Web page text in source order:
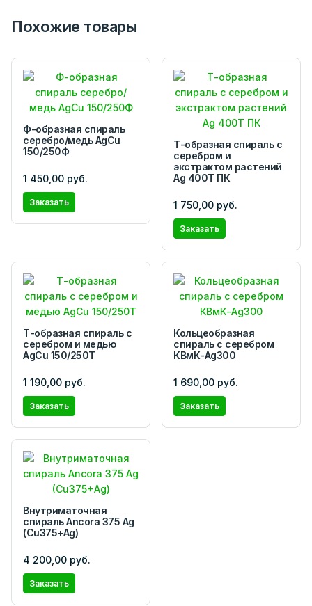
Похожие товары
Ф-образная спираль
серебро/медь AgCu
150/250Ф
1 450,00 руб.
Заказать
Т-образная спираль с
серебром и
экстрактом растений
Ag 400T ПК
1 750,00 руб.
Заказать
Т-образная спираль с
серебром и медью
AgCu 150/250Т
1 190,00 руб.
Заказать
Кольцеобразная
спираль с серебром
КВмК-Ag300
1 690,00 руб.
Заказать
Внутриматочная
спираль Ancora 375 Ag
(Cu375+Ag)
4 200,00 руб.
Заказать